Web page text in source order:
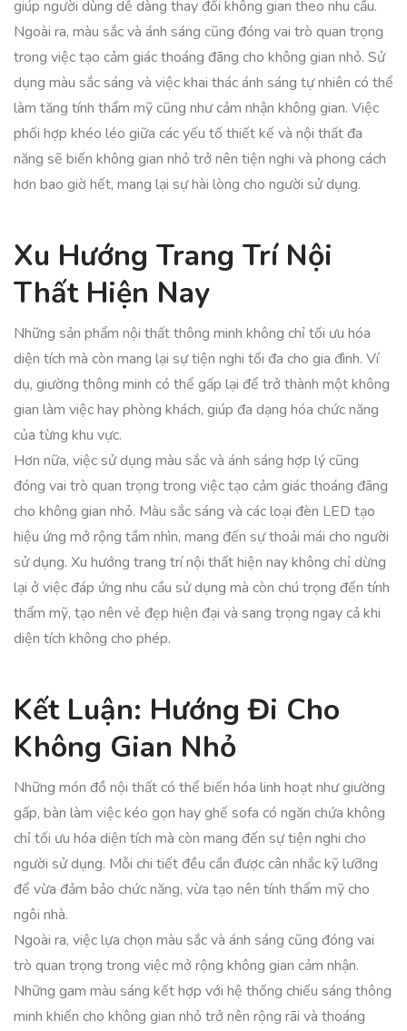
giúp người dùng dễ dàng thay đổi không gian theo nhu cầu.
Ngoài ra, màu sắc và ánh sáng cũng đóng vai trò quan trọng
trong việc tạo cảm giác thoáng đãng cho không gian nhỏ. Sử
dụng màu sắc sáng và việc khai thác ánh sáng tự nhiên có thể
làm tăng tính thẩm mỹ cũng như cảm nhận không gian. Việc
phối hợp khéo léo giữa các yếu tố thiết kế và nội thất đa
năng sẽ biến không gian nhỏ trở nên tiện nghi và phong cách
hơn bao giờ hết, mang lại sự hài lòng cho người sử dụng.
Xu Hướng Trang Trí Nội
Thất Hiện Nay
Những sản phẩm nội thất thông minh không chỉ tối ưu hóa
diện tích mà còn mang lại sự tiện nghi tối đa cho gia đình. Ví
dụ, giường thông minh có thể gấp lại để trở thành một không
gian làm việc hay phòng khách, giúp đa dạng hóa chức năng
của từng khu vực.
Hơn nữa, việc sử dụng màu sắc và ánh sáng hợp lý cũng
đóng vai trò quan trọng trong việc tạo cảm giác thoáng đãng
cho không gian nhỏ. Màu sắc sáng và các loại đèn LED tạo
hiệu ứng mở rộng tầm nhìn, mang đến sự thoải mái cho người
sử dụng. Xu hướng trang trí nội thất hiện nay không chỉ dừng
lại ở việc đáp ứng nhu cầu sử dụng mà còn chú trọng đến tính
thẩm mỹ, tạo nên vẻ đẹp hiện đại và sang trọng ngay cả khi
diện tích không cho phép.
Kết Luận: Hướng Đi Cho
Không Gian Nhỏ
Những món đồ nội thất có thể biến hóa linh hoạt như giường
gấp, bàn làm việc kéo gọn hay ghế sofa có ngăn chứa không
chỉ tối ưu hóa diện tích mà còn mang đến sự tiện nghi cho
người sử dụng. Mỗi chi tiết đều cần được cân nhắc kỹ lưỡng
để vừa đảm bảo chức năng, vừa tạo nên tính thẩm mỹ cho
ngôi nhà.
Ngoài ra, việc lựa chọn màu sắc và ánh sáng cũng đóng vai
trò quan trọng trong việc mở rộng không gian cảm nhận.
Những gam màu sáng kết hợp với hệ thống chiếu sáng thông
minh khiến cho không gian nhỏ trở nên rộng rãi và thoáng